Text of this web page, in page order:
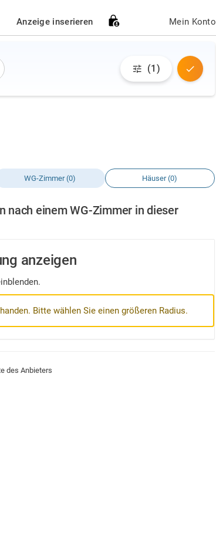
Anzeige inserieren Mein Konto
(1)
WG-Zimmer (0) Häuser (0)
nach einem WG-Zimmer in dieser
anzeigen
Bitte wählen Sie einen größeren Radius.
des Anbieters